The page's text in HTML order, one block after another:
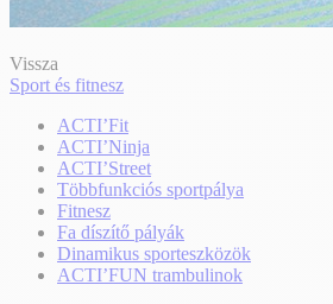
Vissza
Sport és fitnesz
ACTI’Fit
ACTI’Ninja
ACTI’Street
Többfunkciós sportpálya
Fitnesz
Fa díszítő pályák
Dinamikus sporteszközök
ACTI’FUN trambulinok